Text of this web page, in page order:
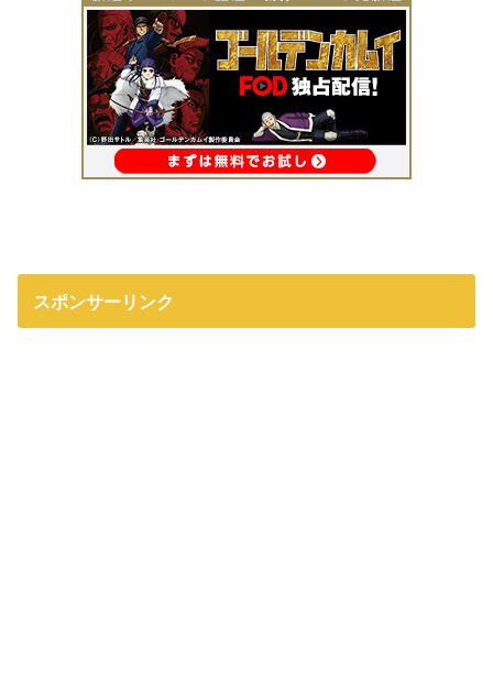
スポンサーリンク